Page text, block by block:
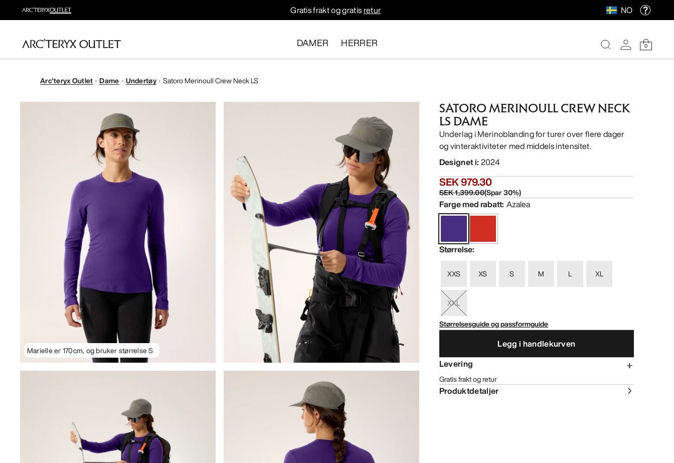
Gratis frakt og gratisretur NO
DAMER HERRER 0
Arc'teryx Outlet Dame Undertøy Satoro Merinoull Crew Neck LS
Marielle er 170cm, og bruker størrelse S
SATORO MERINOULL CREW NECK
LS DAME
Underlag i Merinoblanding for turer over flere dager
og vinteraktiviteter med middels intensitet.
Designet i: 2024
SEK 979.30
SEK 1,399.00(Spar30%)
Farge med rabatt: Azalea
Størrelse:
XXS XS S M L XL
XXL
Størrelsesguide og passformguide
Legg i handlekurven
Levering
Gratis frakt og retur
Produktdetaljer